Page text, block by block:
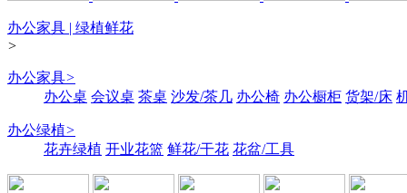
办公家具 | 绿植鲜花
>
办公家具>
办公桌 会议桌 茶桌 沙发/茶几 办公椅 办公橱柜 货架/床
办公绿植>
花卉绿植 开业花篮 鲜花/干花 花盆/工具